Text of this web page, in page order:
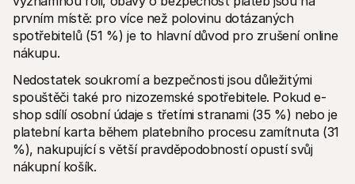
prvním místě: pro více než polovinu dotázaných
spotřebitelů (51 %) je to hlavní důvod pro zrušení online
nákupu.
Nedostatek soukromí a bezpečnosti jsou důležitými
spouštěči také pro nizozemské spotřebitele. Pokud e-
shop sdílí osobní údaje s třetími stranami (35 %) nebo je
platební karta během platebního procesu zamítnuta (31
%), nakupující s větší pravděpodobností opustí svůj
nákupní košík.